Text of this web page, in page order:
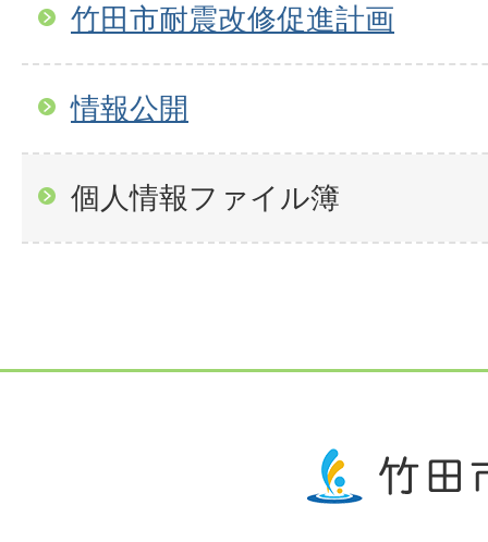
竹田市耐震改修促進計画
情報公開
個人情報ファイル簿